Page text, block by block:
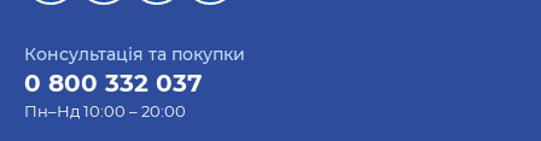
Консультація та покупки
0 800 332 037
Пн–Нд 10:00 – 20:00